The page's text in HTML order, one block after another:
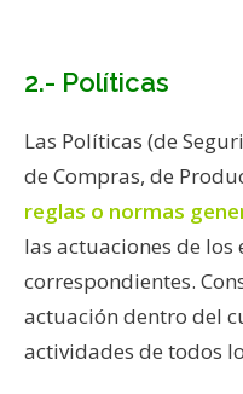
2.- Políticas
Las Políticas (de
de Compras, de
reglas o normas
las actuaciones de
correspondientes.
actuación dentro del
actividades de todos